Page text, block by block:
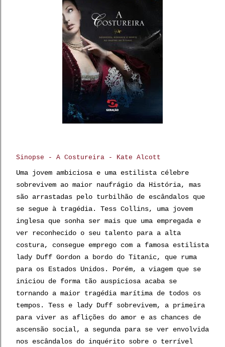
Sinopse - A Costureira - Kate Alcott
Uma jovem ambiciosa e uma estilista célebre
sobrevivem ao maior naufrágio da História, mas
são arrastadas pelo turbilhão de escândalos que
se segue à tragédia. Tess Collins, uma jovem
inglesa que sonha ser mais que uma empregada e
ver reconhecido o seu talento para a alta
costura, consegue emprego com a famosa estilista
lady Duff Gordon a bordo do Titanic, que ruma
para os Estados Unidos. Porém, a viagem que se
iniciou de forma tão auspiciosa acaba se
tornando a maior tragédia marítima de todos os
tempos. Tess e lady Duff sobrevivem, a primeira
para viver as aflições do amor e as chances de
ascensão social, a segunda para se ver envolvida
nos escândalos do inquérito sobre o terrível